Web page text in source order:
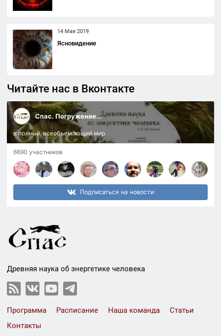
14 Мая 2019
Ясновидение
Читайте нас в Вконтакте
Спас. Погружение...
в полный, всеобъемлющий мир
6690 участников
Подписаться на новости
Древняя наука об энергетике человека
Программа Расписание Наша команда
Статьи
Контакты